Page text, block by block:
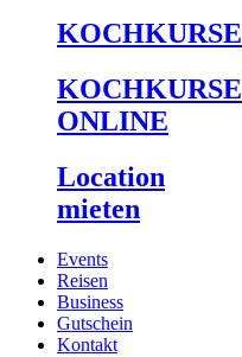
KOCHKURSE
KOCHKURSE
ONLINE
Location
mieten
Events
Reisen
Business
Gutschein
Kontakt